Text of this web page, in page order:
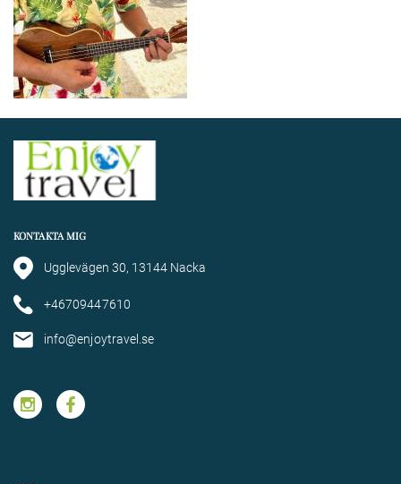
KONTAKTA MIG
Ugglevägen 30, 13144 Nacka
+46709447610
info@enjoytravel.se